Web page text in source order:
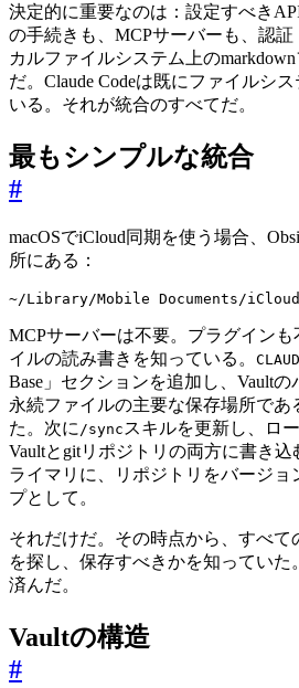
決定的に重要なのは：設定すべき
の手続きも、MCPサーバーも、認
カルファイルシステム上の
だ。Claude Codeは既にファイルシ
いる。それが統合のすべてだ。
最もシンプルな統合
#
macOSでiCloud同期を使う場合、
所にある：
~/Library/Mobile Documents/
MCPサーバーは不要。プラグインも
イルの読み書きを知っている。
Base」セクションを追加し、Vault
永続ファイルの主要な保存場所であ
た。次に /sync スキルを更新し、ロ
Vaultとgitリポジトリの両方に書き込
ライマリに、リポジトリをバージョ
プとして。
それだけだ。その時点から、すべ
を探し、保存すべきかを知っていた
済んだ。
Vaultの構造
#